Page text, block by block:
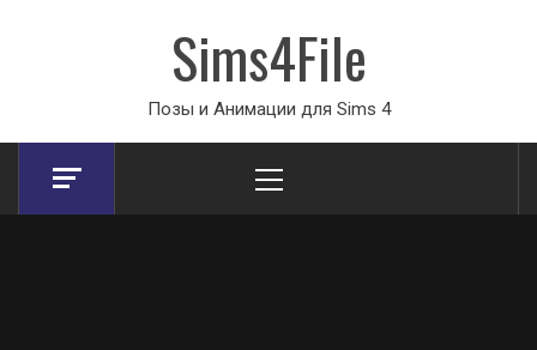
Sims4File
Позы и Анимации для Sims 4
Menu